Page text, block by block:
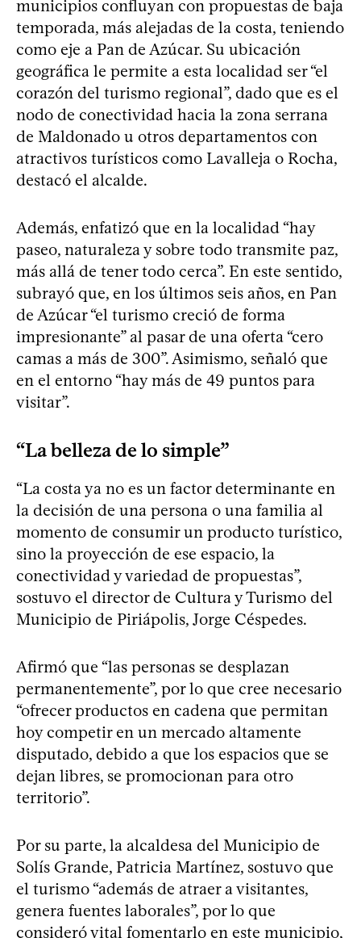
municipios confluyan con propuestas de baja
temporada, más alejadas de la costa, teniendo
como eje a Pan de Azúcar. Su ubicación
geográfica le permite a esta localidad ser “el
corazón del turismo regional”, dado que es el
nodo de conectividad hacia la zona serrana
de Maldonado u otros departamentos con
atractivos turísticos como Lavalleja o Rocha,
destacó el alcalde.
Además, enfatizó que en la localidad “hay
paseo, naturaleza y sobre todo transmite paz,
más allá de tener todo cerca”. En este sentido,
subrayó que, en los últimos seis años, en Pan
de Azúcar “el turismo creció de forma
impresionante” al pasar de una oferta “cero
camas a más de 300”. Asimismo, señaló que
en el entorno “hay más de 49 puntos para
visitar”.
“La belleza de lo simple”
“La costa ya no es un factor determinante en
la decisión de una persona o una familia al
momento de consumir un producto turístico,
sino la proyección de ese espacio, la
conectividad y variedad de propuestas”,
sostuvo el director de Cultura y Turismo del
Municipio de Piriápolis, Jorge Céspedes.
Afirmó que “las personas se desplazan
permanentemente”, por lo que cree necesario
“ofrecer productos en cadena que permitan
hoy competir en un mercado altamente
disputado, debido a que los espacios que se
dejan libres, se promocionan para otro
territorio”.
Por su parte, la alcaldesa del Municipio de
Solís Grande, Patricia Martínez, sostuvo que
el turismo “además de atraer a visitantes,
genera fuentes laborales”, por lo que
consideró vital fomentarlo en este municipio,